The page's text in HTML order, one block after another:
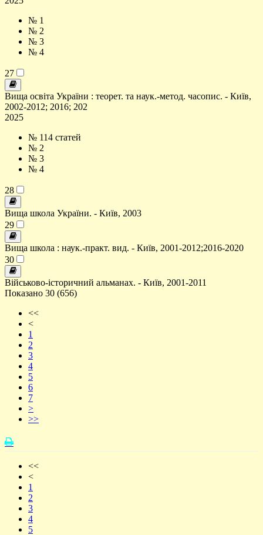
№ 1
№ 2
№ 3
№ 4
27
Вища освіта України : теорет. та наук.-метод. часопис. - Київ,
2002-2012; 2016; 202
2025
№ 114 статей
№ 2
№ 3
№ 4
28
Вища школа України. - Київ, 2003
29
Вища школа : наук.-практ. вид. - Київ, 2001-2012;2016-2020
30
Військово-історичний альманах. - Київ, 2001-2011
Показано 30 (656)
<<
<
1
2
3
4
5
6
7
>
>>
<<
<
1
2
3
4
5